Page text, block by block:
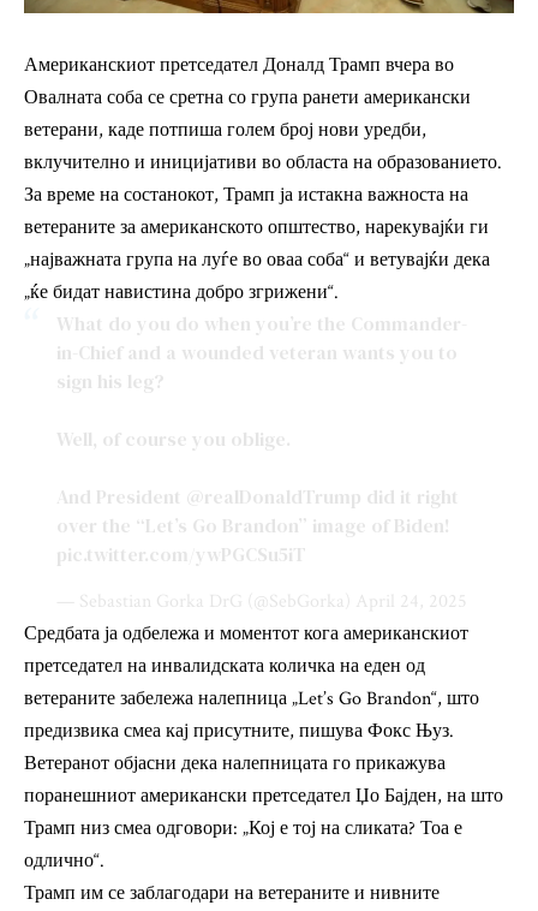
Американскиот претседател Доналд Трамп вчера во
Овалната соба се сретна со група ранети американски
ветерани, каде потпиша голем број нови уредби,
вклучително и иницијативи во областа на образованието.
За време на состанокот, Трамп ја истакна важноста на
ветераните за американското општество, нарекувајќи ги
„најважната група на луѓе во оваа соба“ и ветувајќи дека
„ќе бидат навистина добро згрижени“.
What do you do when you’re the Commander-
in-Chief and a wounded veteran wants you to
sign his leg?
Well, of course you oblige.
And President @realDonaldTrump did it right
over the “Let’s Go Brandon” image of Biden!
pic.twitter.com/ywPGCSu5iT
— Sebastian Gorka DrG (@SebGorka)
April 24, 2025
Средбата ја одбележа и моментот кога американскиот
претседател на инвалидската количка на еден од
ветераните забележа налепница „Let’s Go Brandon“, што
предизвика смеа кај присутните, пишува Фокс Њуз.
Ветеранот објасни дека налепницата го прикажува
поранешниот американски претседател Џо Бајден, на што
Трамп низ смеа одговори: „Кој е тој на сликата? Тоа е
одлично“.
Трамп им се заблагодари на ветераните и нивните